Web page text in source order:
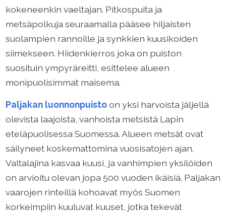
kokeneenkin vaeltajan. Pitkospuita ja
metsäpolkuja seuraamalla pääsee hiljaisten
suolampien rannoille ja synkkien kuusikoiden
siimekseen. Hiidenkierros joka on puiston
suosituin ympyräreitti, esittelee alueen
monipuolisimmat maisema.
Paljakan luonnonpuistoon yksi harvoista jäljellä
olevista laajoista, vanhoista metsistä Lapin
eteläpuolisessa Suomessa. Alueen metsät ovat
säilyneet koskemattomina vuosisatojen ajan.
Valtalajina kasvaa kuusi, ja vanhimpien yksilöiden
on arvioitu olevan jopa 500 vuoden ikäisiä. Paljakan
vaarojen rinteillä kohoavat myös Suomen
korkeimpiin kuuluvat kuuset, jotka tekevät